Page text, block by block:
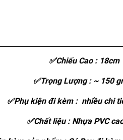
✅Chiếu Cao : 18cm
✅Trọng Lượng : ~ 150
✅Phụ kiện đi kèm : nhiều chi
✅Chất liệu : Nhựa PVC